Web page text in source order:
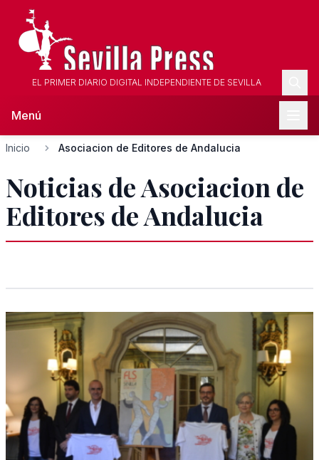
EL PRIMER DIARIO DIGITAL INDEPENDIENTE DE SEVILLA
Menú
Inicio Asociacion de Editores de Andalucia
Noticias de Asociacion de
Editores de Andalucia